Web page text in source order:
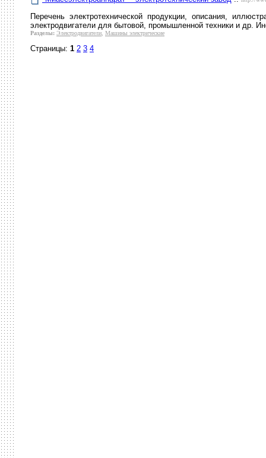
Перечень электротехнической продукции, описания,
электродвигатели для бытовой, промышленной техники и др.
Разделы: Электродвигатели, Машины электрические
Страницы: 1 2 3 4